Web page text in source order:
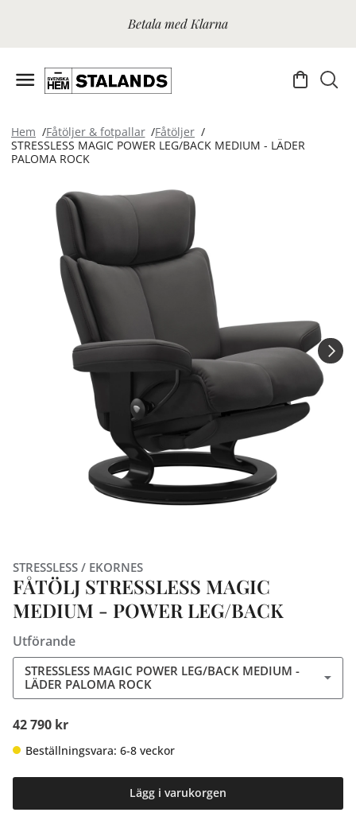
Betala med Klarna
Hem Fåtöljer & fotpallar
Fåtöljer
STRESSLESS MAGIC POWER LEG/BACK MEDIUM - LÄDER
PALOMA ROCK
STRESSLESS / EKORNES
FÅTÖLJ STRESSLESS MAGIC
MEDIUM - POWER LEG/BACK
Utförande
STRESSLESS MAGIC POWER LEG/BACK MEDIUM -
LÄDER PALOMA ROCK
42 790 kr
Beställningsvara: 6-8 veckor
Lägg i varukorgen